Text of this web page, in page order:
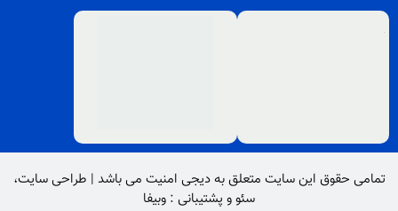
تمامی حقوق این سایت متعلق بهدیجی امنیت می باشد | طراحی سایت،
سئوو پشتیبانی : وبیفا